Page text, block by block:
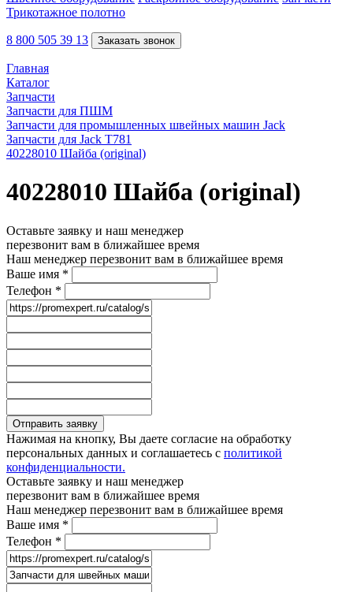
Трикотажное полотно
8 800 505 39 13 Заказать звонок
Главная
Каталог
Запчасти
Запчасти для ПШМ
Запчасти для промышленных швейных машин Jack
Запчасти для Jack T781
40228010 Шайба (original)
40228010 Шайба (original)
Оставьте заявку и наш менеджер
перезвонит вам в ближайшее время
Наш менеджер перезвонит вам в ближайшее время
Ваше имя *
Телефон *
Отправить заявку
Нажимая на кнопку, Вы даете согласие на обработку
персональных данных и соглашаетесь с политикой
конфиденциальности.
Оставьте заявку и наш менеджер
перезвонит вам в ближайшее время
Наш менеджер перезвонит вам в ближайшее время
Ваше имя *
Телефон *